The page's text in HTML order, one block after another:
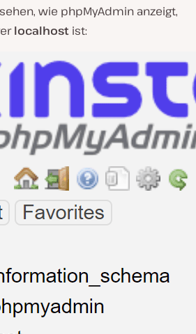
wie phpMyAdmin anzeigt,
localhost ist: